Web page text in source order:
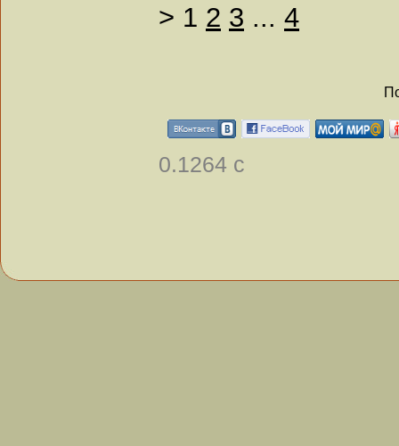
> 1 2 3 ... 4
0.1264 с